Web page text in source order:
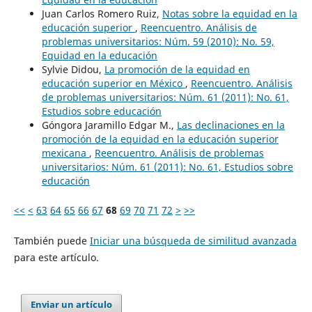
Juan Carlos Romero Ruiz, Notas sobre la equidad en la
educación superior , Reencuentro. Análisis de
problemas universitarios: Núm. 59 (2010): No. 59,
Equidad en la educación
Sylvie Didou, La promoción de la equidad en
educación superior en México , Reencuentro. Análisis
de problemas universitarios: Núm. 61 (2011): No. 61,
Estudios sobre educación
Góngora Jaramillo Edgar M., Las declinaciones en la
promoción de la equidad en la educación superior
mexicana , Reencuentro. Análisis de problemas
universitarios: Núm. 61 (2011): No. 61, Estudios sobre
educación
<< < 63 64 65 66 67 68 69 70 71 72 > >>
También puede Iniciar una búsqueda de similitud avanzada
para este artículo.
Enviar un artículo